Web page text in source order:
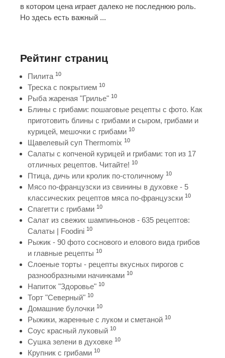
в котором цена играет далеко не последнюю роль.
Но здесь есть важный ...
Рейтинг страниц
Пилита 10
Треска с покрытием 10
Рыба жареная "Грилье" 10
Блины с грибами: пошаговые рецепты с фото. Как
приготовить блины с грибами и сыром, грибами и
курицей, мешочки с грибами 10
Щавелевый суп Thermomix 10
Салаты с копченой курицей и грибами: топ из 17
отличных рецептов. Читайте! 10
Птица, дичь или кролик по-столичному 10
Мясо по-французски из свинины в духовке - 5
классических рецептов мяса по-французски 10
Спагетти с грибами 10
Салат из свежих шампиньонов - 635 рецептов:
Салаты | Foodini 10
Рыжик - 90 фото соснового и елового вида грибов
и главные рецепты 10
Слоеные торты - рецепты вкусных пирогов с
разнообразными начинками 10
Напиток "Здоровье" 10
Торт "Северный" 10
Домашние булочки 10
Рыжики, жаренные с луком и сметаной 10
Соус красный луковый 10
Сушка зелени в духовке 10
Крупник с грибами 10